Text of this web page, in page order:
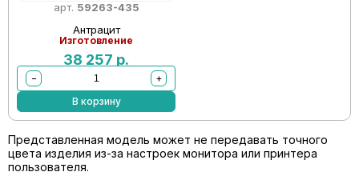
арт. 59263-435
Антрацит
Изготовление
38 257 р.
−
+
В корзину
Представленная модель может не передавать точного
цвета изделия из-за настроек монитора или принтера
пользователя.